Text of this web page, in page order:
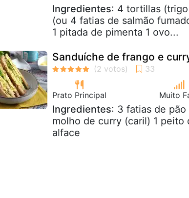
Ingredientes: 4 tortillas
(ou 4 fatias de salmão
1 pitada de pimenta 1 ovo...
Sanduíche de frango e
Prato Principal Muito
Ingredientes: 3 fatias de
molho de curry (caril) 1
alface